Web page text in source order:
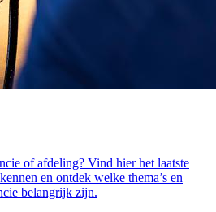
of afdeling? Vind hier het laatste
en ontdek welke thema’s en
belangrijk zijn.